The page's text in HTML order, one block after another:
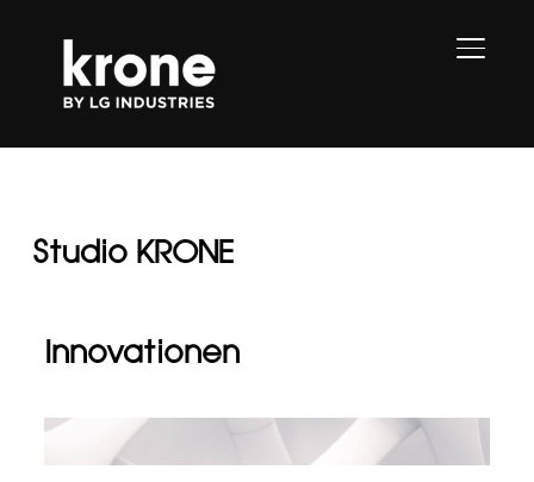
Studio KRONE
Innovationen